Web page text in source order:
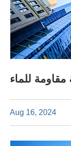
Aug 16, 2024